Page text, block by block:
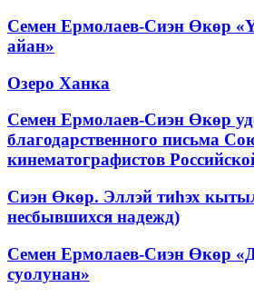
Семен Ермолаев-Сиэн Өкөр
айан»
Озеро Ханка
Семен Ермолаев-Сиэн Өкөр
благодарственного письма
кинематографистов
Сиэн Өкөр. Эллэй тиһэх
несбывшихся надежд)
Семен Ермолаев-Сиэн Өкөр
суолунан»